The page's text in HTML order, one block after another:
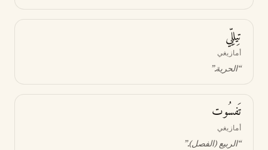
تِيلِلِّي
أمازيغي
“الحرية.”
تَفسُوت
أمازيغي
“الربيع (الفصل).”